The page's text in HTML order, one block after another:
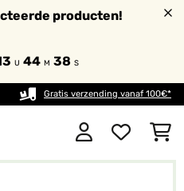
producten!
U 44 M 38 S
Gratis verzending vanaf 100€*